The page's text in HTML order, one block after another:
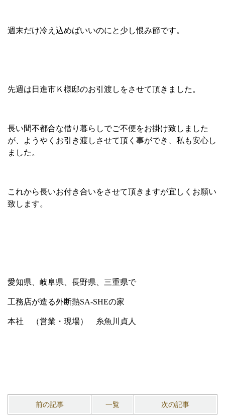
週末だけ冷え込めばいいのにと少し恨み節です。
先週は日進市Ｋ様邸のお引渡しをさせて頂きました。
長い間不都合な借り暮らしでご不便をお掛け致しました
が、ようやくお引き渡しさせて頂く事ができ、私も安心し
ました。
これから長いお付き合いをさせて頂きますが宜しくお願い
致します。
愛知県、岐阜県、長野県、三重県で
工務店が造る外断熱SA-SHEの家
本社 （営業・現場） 糸魚川貞人
前の記事 一覧 次の記事